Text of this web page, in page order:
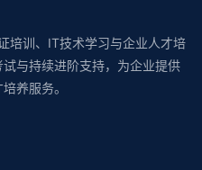
培训、IT技术学习与企业人才培
与持续进阶支持，为企业提供
养服务。